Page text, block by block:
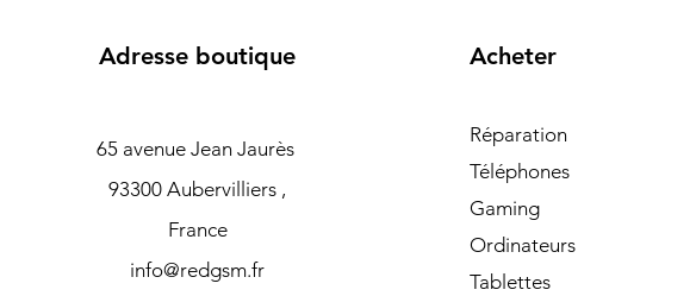
Adresse boutique
65 avenue Jean Jaurès
93300 Aubervilliers ,
France
info@redgsm.fr
Acheter
Réparation
Téléphones
Gaming
Ordinateurs
Tablettes